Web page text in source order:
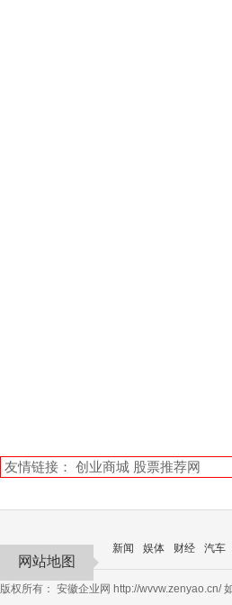
友情链接： 创业商城 股票推荐网
网站地图
新闻 娱体 财经 汽车
版权所有： 安徽企业网 http://wvvw.zenyao.cn/